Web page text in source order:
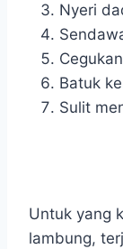
Nyeri
Batuk
Sulit
Untuk yang
lambung,